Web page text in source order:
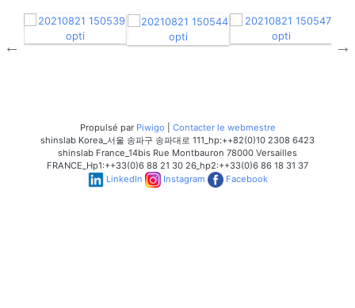
Propulsé par Piwigo
Contacter le webmestre
shinslab Korea_서울 송파구 송파대로 111_hp:++82(0)10 2308 6423
shinslab France_14bis Rue Montbauron 78000 Versailles
FRANCE_Hp1:++33(0)6 88 21 30 26_hp2:++33(0)6 86 18 31 37
LinkedIn
Instagram Facebook